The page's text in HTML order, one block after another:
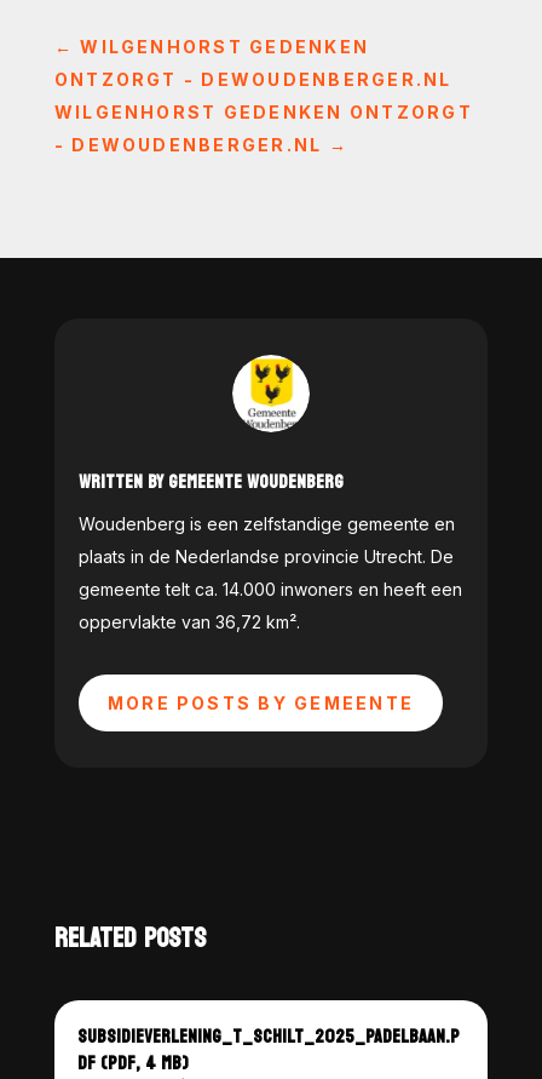
←WILGENHORST GEDENKEN
ONTZORGT - DEWOUDENBERGER.NL
WILGENHORST GEDENKEN ONTZORGT
- DEWOUDENBERGER.NL →
WRITTEN BY GEMEENTE WOUDENBERG
Woudenberg is een zelfstandige gemeente en
plaats in de Nederlandse provincie Utrecht. De
gemeente telt ca. 14.000 inwoners en heeft een
oppervlakte van 36,72 km².
MORE POSTS BY GEMEENTE
RELATED POSTS
SUBSIDIEVERLENING_T_SCHILT_2025_PADELBAAN.P
DF (PDF, 4 MB)